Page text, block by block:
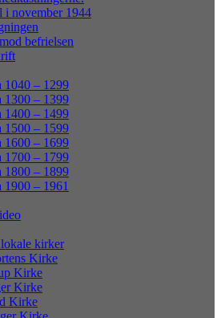
i november 1944
befrielsen
1040 – 1299
1300 – 1399
1400 – 1499
1500 – 1599
1600 – 1699
1700 – 1799
1800 – 1899
1900 – 1961
kirker
Kirke
Kirke
Kirke
Kirke